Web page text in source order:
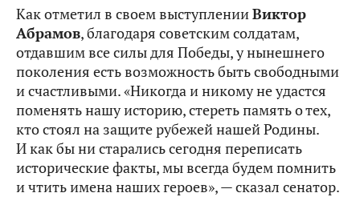
Как отметил в своем выступленииВиктор
Абрамов, благодаря советским солдатам,
отдавшим все силы для Победы, у нынешнего
поколения есть возможность быть свободными
и счастливыми. «Никогда и никому не удастся
поменять нашу историю, стереть память о тех,
кто стоял на защите рубежей нашей Родины.
И как бы ни старались сегодня переписать
исторические факты, мы всегда будем помнить
и чтить имена наших героев», — сказал сенатор.